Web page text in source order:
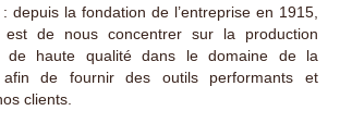
depuis la fondation de l’entreprise en 1915,
de nous concentrer sur la production
de haute qualité dans le domaine de la
afin de fournir des outils performants et
clients.